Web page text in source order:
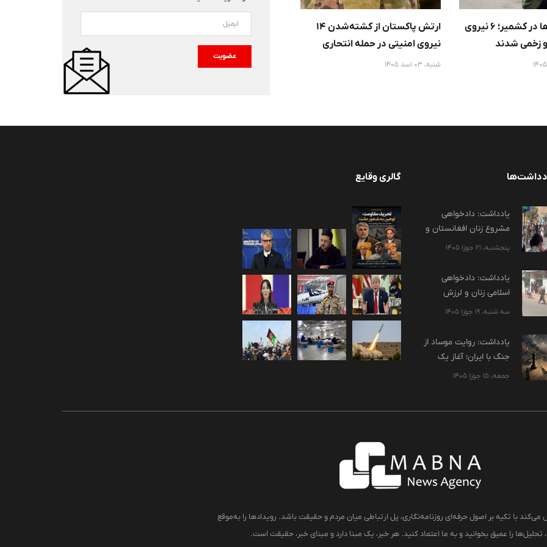
ادامه ناآرامی‌ها در کشمیر؛ ۶ نیروی
زخمی شدند
ارتش پاکستان از کشته‌شدن ۱۴
نیروی امنیتی در حمله انتحاری
تی‌تی‌پی خبر داد
شنبه، 03 اسد 1405
افزایش روزانه بهای سوخت در
پاکستان
حمله انتحاری به پایگاه امنیتی
عضویت
یادداشت: دادخواهی
مشروع زنان افغانستان و
ضرورت هوشیاری در برابر
پنجشنبه، 21 جوزا 1405
یادداشت: دادخواهی
اسلامی زنان و لرزش
پایه‌های استبداد
سه شنبه، 19 جوزا 1405
یادداشت: روایت موساد از
جنگ با ایران؛ آغاز یک
بازآرایی بزرگ هویتی در
جمعه، 15 جوزا 1405
گالری وقایع
می‌کند با تکیه بر اصول حرفه‌ای روزنامه‌نگاری، پل ارتباطی میان مردم و حقیقت باشد. رویدادها را به‌موقع
تحلیل‌ها را عمیق بخوانید و به ما اعتماد کنید. هر خبر، یک مبنا دارد و مبنای خبر، حقیقت است.